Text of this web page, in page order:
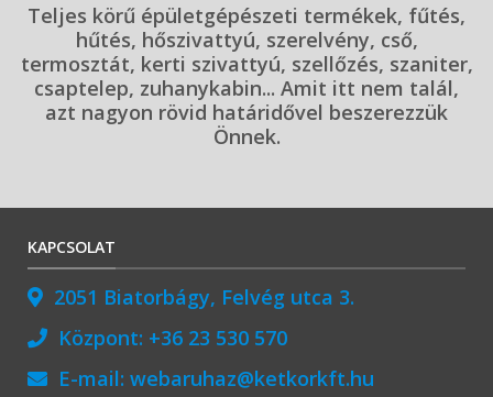
Teljes körű épületgépészeti termékek, fűtés,
hűtés, hőszivattyú, szerelvény, cső,
termosztát, kerti szivattyú, szellőzés, szaniter,
csaptelep, zuhanykabin... Amit itt nem talál,
azt nagyon rövid határidővel beszerezzük
Önnek.
KAPCSOLAT
2051 Biatorbágy, Felvég utca 3.
Központ: +36 23 530 570
E-mail: webaruhaz@ketkorkft.hu